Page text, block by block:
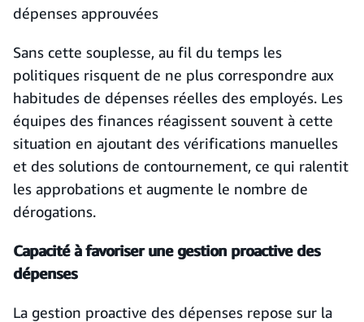
dépenses approuvées
Sans cette souplesse, au fil du temps les
politiques risquent de ne plus correspondre aux
habitudes de dépenses réelles des employés. Les
équipes des finances réagissent souvent à cette
situation en ajoutant des vérifications manuelles
et des solutions de contournement, ce qui ralentit
les approbations et augmente le nombre de
dérogations.
Capacité à favoriser une gestion proactive des
dépenses
La gestion proactive des dépenses repose sur la